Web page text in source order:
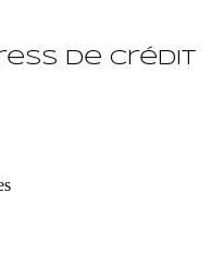
de crédit